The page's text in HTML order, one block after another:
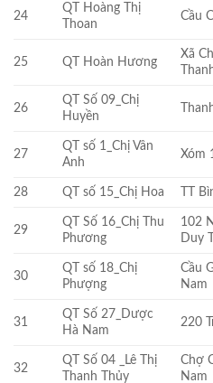
24
QT Hoàng Thị
Thoan
Cầu
25 QT Hoàn Hương
Xã
26
QT Số 09_Chị
Huyền
27
QT số 1_Chị Vân
Anh
Xóm
28 QT số 15_Chị Hoa TT
29
QT Số 16_Chị Thu
Phương
102
Duy
30
QT số 18_Chị
Phượng
Cầu
Nam
31
QT Số 27_Dược
Hà Nam
220
32
QT Số 04 _Lê Thị
Thanh Thủy
Chợ
Nam